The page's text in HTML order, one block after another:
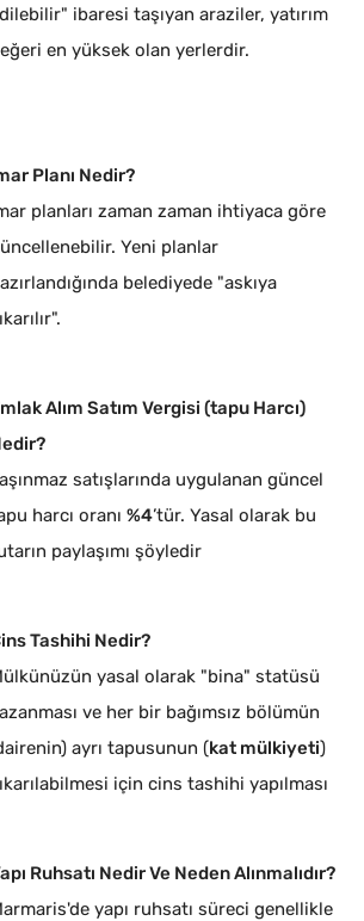
ibaresi taşıyan araziler, yatırım
en yüksek olan yerlerdir.
Planı Nedir?
planları zaman zaman ihtiyaca göre
Yeni planlar
belediyede "askıya
Alım Satım Vergisi (tapu Harcı)
satışlarında uygulanan güncel
harcı oranı %4’tür. Yasal olarak bu
paylaşımı şöyledir
Tashihi Nedir?
yasal olarak "bina" statüsü
ve her bir bağımsız bölümün
ayrı tapusunun (kat mülkiyeti)
için cins tashihi yapılması
Ruhsatı Nedir Ve Neden Alınmalıdır?
yapı ruhsatı süreci genellikle